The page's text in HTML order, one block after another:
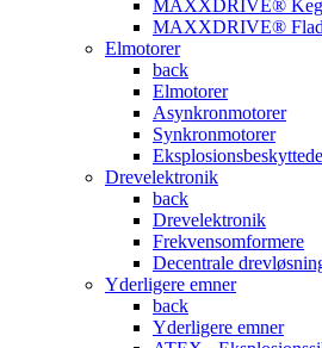
MAXXDRIVE®
MAXXDRIVE®
Elmotorer
back
Elmotorer
Asynkronmotorer
Synkronmotorer
Drevelektronik
back
Drevelektronik
Frekvensomformere
Decentrale
Yderligere emner
back
Yderligere emner